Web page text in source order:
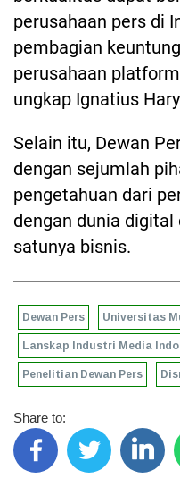
perusahaan pers di
pembagian
perusahaan
ungkap Ignatius
Selain itu, Dewan
dengan sejumlah
pengetahuan dari
dengan dunia digital
satunya bisnis.
Dewan Pers Universitas
Lanskap Industri Media
Penelitian Dewan Pers
Share to: